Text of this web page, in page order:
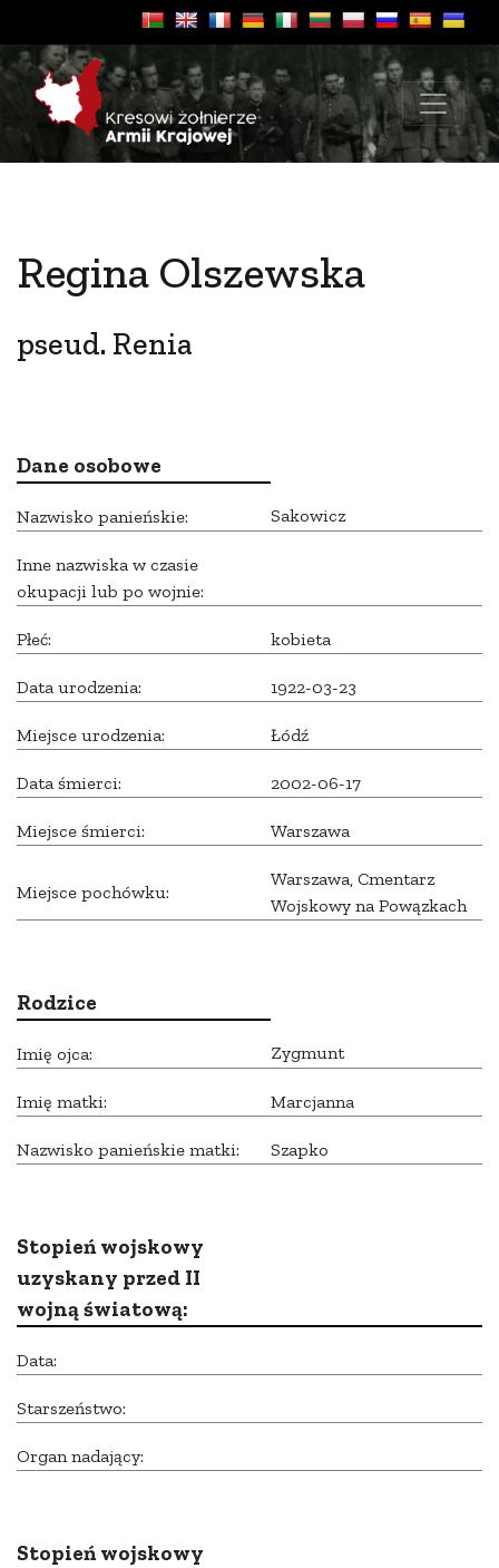
Regina Olszewska
pseud. Renia
Dane osobowe
Nazwisko panieńskie: Sakowicz
Inne nazwiska w czasie
okupacji lub po wojnie:
Płeć: kobieta
Data urodzenia: 1922-03-23
Miejsce urodzenia: Łódź
Data śmierci: 2002-06-17
Miejsce śmierci: Warszawa
Miejsce pochówku:
Warszawa, Cmentarz
Wojskowy na Powązkach
Rodzice
Imię ojca: Zygmunt
Imię matki: Marcjanna
Nazwisko panieńskie matki: Szapko
Stopień wojskowy
uzyskany przed II
wojną światową:
Data:
Starszeństwo:
Organ nadający:
Stopień wojskowy